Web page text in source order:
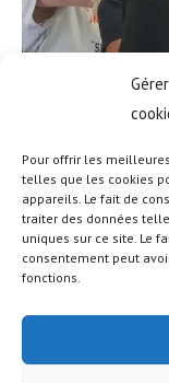
Pour offrir les
telles que les cookies
appareils. Le fait de
traiter des données
uniques sur ce site. Le
consentement peut
fonctions.